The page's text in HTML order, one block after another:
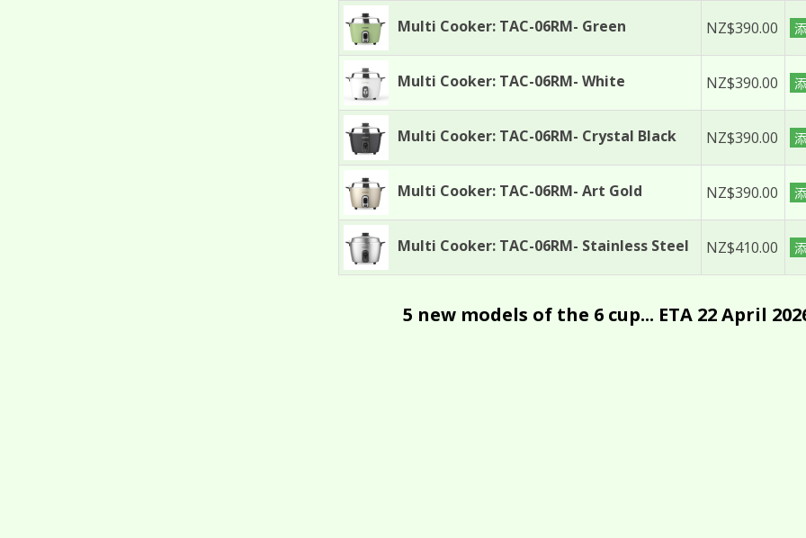
Multi Cooker: TAC-06RM- Green NZ$390.00
Multi Cooker: TAC-06RM- White NZ$390.00
Multi Cooker: TAC-06RM- Crystal Black NZ$390.00
Multi Cooker: TAC-06RM- Art Gold NZ$390.00
Multi Cooker: TAC-06RM- Stainless Steel NZ$410.00
5 new models of the 6 cup... ETA 22 April